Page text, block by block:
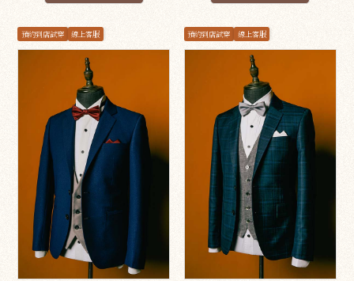
預約到店試穿 線上客服 預約到店試穿 線上客服